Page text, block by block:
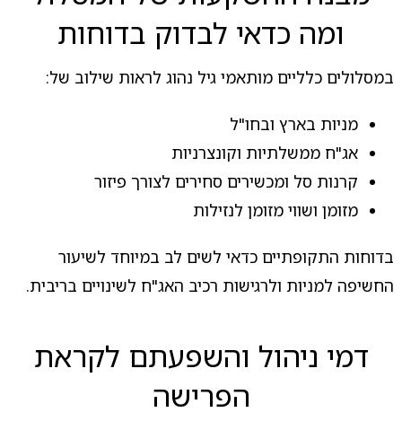
ומה כדאי לבדוק בדוחות
במסלולים כלליים מותאמי גיל נהוג לראות שילוב של:
מניות בארץ ובחו"ל
אג"ח ממשלתיות וקונצרניות
קרנות סל ומכשירים סחירים לצורך פיזור
מזומן ושווי מזומן לנזילות
בדוחות התקופתיים כדאי לשים לב במיוחד לשיעור
החשיפה למניות ולרגישות רכיב האג"ח לשינויים בריבית.
דמי ניהול והשפעתם לקראת
הפרישה